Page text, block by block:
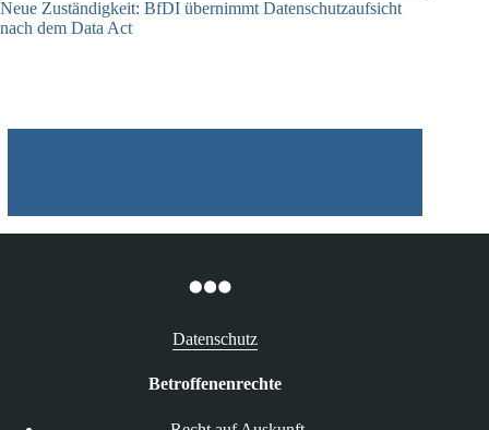
Neue Zuständigkeit: BfDI übernimmt Datenschutzaufsicht
nach dem Data Act
Datenschutz
Betroffenenrechte